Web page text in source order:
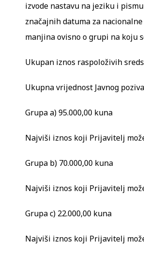
izvode nastavu na jeziku i
značajnih datuma za
manjina ovisno o grupi na koju
Ukupan iznos raspoloživih
Ukupna vrijednost Javnog
Grupa a) 95.000,00 kuna
Najviši iznos koji Prijavitelj
Grupa b) 70.000,00 kuna
Najviši iznos koji Prijavitelj
Grupa c) 22.000,00 kuna
Najviši iznos koji Prijavitelj